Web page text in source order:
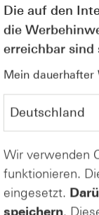
Ihr Depotpreis
Die auf den
die
erreichbar sind
Mein dauerhafter
Wir verwenden
funktionieren.
eingesetzt.
speichern.